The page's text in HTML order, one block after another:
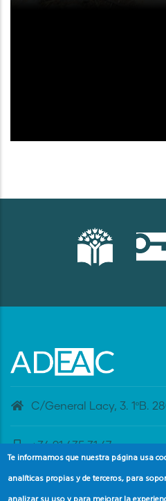
C/General Lacy, 3. 1ºB.
+34 91 435 31 47
banderaazul@adeac.es
Te informamos que nuestra página usa
analíticas propias y de terceros, para